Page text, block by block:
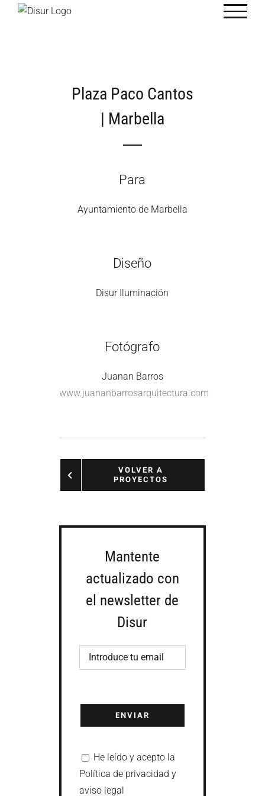
Saltar
Plaza Paco Cantos
| Marbella
Para
Ayuntamiento de Marbella
Diseño
Disur Iluminación
Fotógrafo
Juanan Barros
www.juananbarrosarquitectura.com
VOLVER A
PROYECTOS
Mantente
actualizado con
el newsletter de
Disur
He leído y acepto la
Política de privacidad y
aviso legal